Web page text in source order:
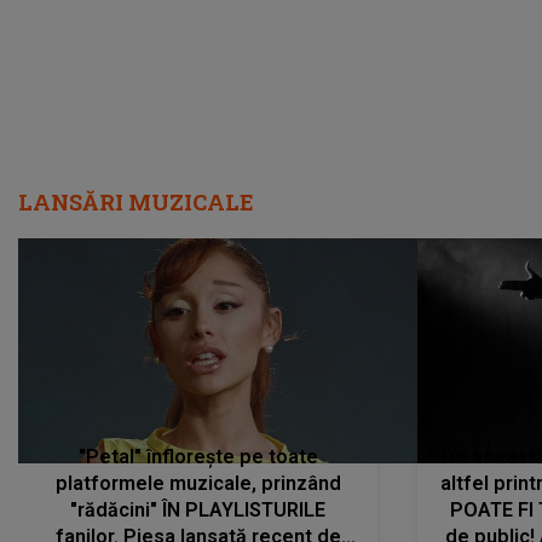
LANSĂRI MUZICALE
"Petal" înflorește pe toate
platformele muzicale, prinzând
"rădăcini" ÎN PLAYLISTURILE
fanilor. Piesa lansată recent de
altfel
POATE FI
de public!